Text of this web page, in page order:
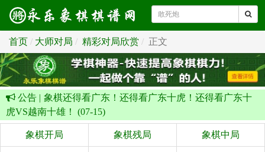
首页 大师对局 精彩对局欣赏 正文
公告 | 象棋还得看广东！还得看广东十虎！还得看广东十
虎VS越南十雄！ (07-15)
象棋开局 象棋残局 象棋中局